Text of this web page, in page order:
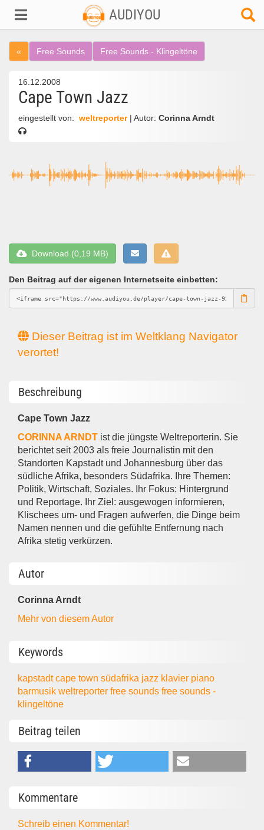
AUDIYOU
« Free Sounds Free Sounds - Klingeltöne
16.12.2008
Cape Town Jazz
eingestellt von: weltreporter | Autor: Corinna Arndt
Download (0,19 MB)
Den Beitrag auf der eigenen Internetseite einbetten:
Dieser Beitrag ist im Weltklang Navigator
verortet!
Beschreibung
Cape Town Jazz
CORINNA ARNDT ist die jüngste Weltreporterin. Sie
berichtet seit 2003 als freie Journalistin mit den
Standorten Kapstadt und Johannesburg über das
südliche Afrika, besonders Südafrika. Ihre Themen:
Politik, Wirtschaft, Soziales. Ihr Fokus: Hintergrund
und Reportage. Ihr Ziel: ausgewogen informieren,
Klischees um- und Fragen aufwerfen, die Dinge beim
Namen nennen und die gefühlte Entfernung nach
Afrika stetig verkürzen.
Autor
Corinna Arndt
Mehr von diesem Autor
Keywords
kapstadtcape townsüdafrika jazz klavier piano
barmusikweltreporterfree soundsfree sounds -
klingeltöne
Beitrag teilen
Kommentare
Schreib einen Kommentar!